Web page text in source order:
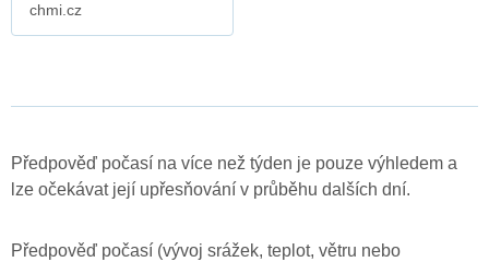
chmi.cz
Předpověď počasí na více než týden je pouze výhledem a
lze očekávat její upřesňování v průběhu dalších dní.
Předpověď počasí (vývoj srážek, teplot, větru nebo